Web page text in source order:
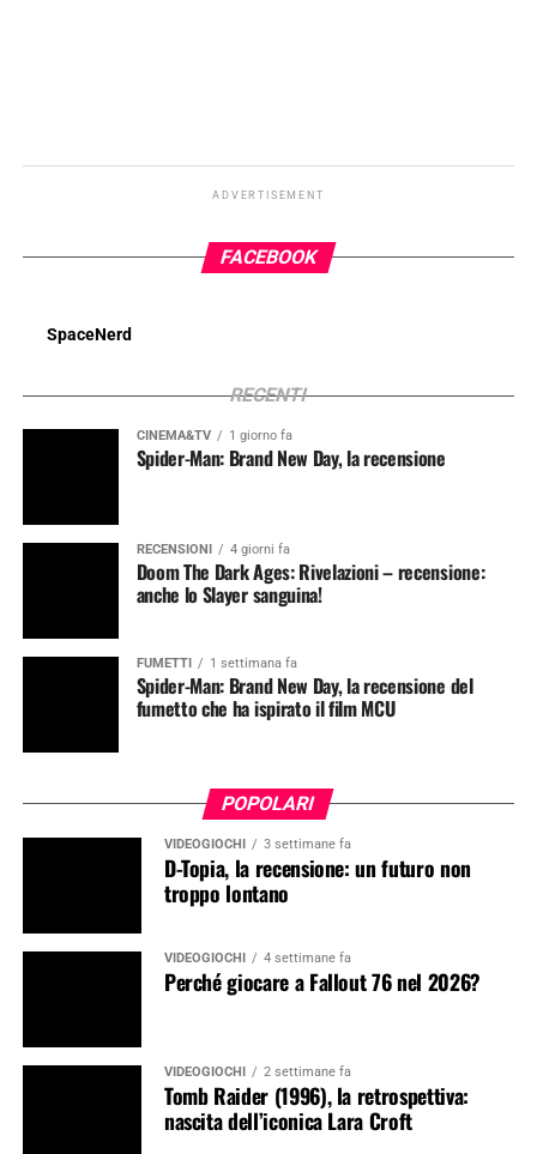
ADVERTISEMENT
FACEBOOK
SpaceNerd
RECENTI
CINEMA&TV 1 giorno fa
Spider-Man: Brand New Day, la recensione
RECENSIONI 4 giorni fa
Doom The Dark Ages: Rivelazioni – recensione:
anche lo Slayer sanguina!
FUMETTI 1 settimana fa
Spider-Man: Brand New Day, la recensione del
fumetto che ha ispirato il film MCU
POPOLARI
VIDEOGIOCHI 3 settimane fa
D-Topia, la recensione: un futuro non
troppo lontano
VIDEOGIOCHI 4 settimane fa
Perché giocare a Fallout 76 nel 2026?
VIDEOGIOCHI 2 settimane fa
Tomb Raider (1996), la retrospettiva:
nascita dell’iconica Lara Croft